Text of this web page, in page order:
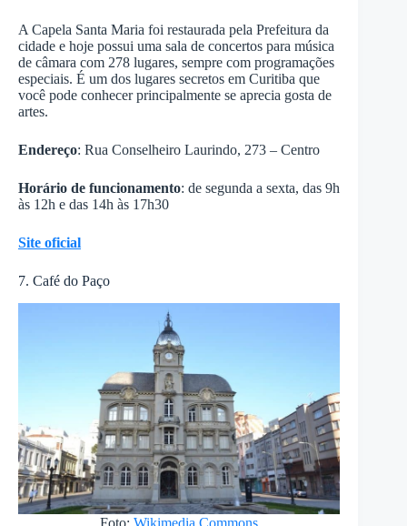
A Capela Santa Maria foi restaurada pela Prefeitura da
cidade e hoje possui uma sala de concertos para música
de câmara com 278 lugares, sempre com programações
especiais. É um dos lugares secretos em Curitiba que
você pode conhecer principalmente se aprecia gosta de
artes.
Endereço: Rua Conselheiro Laurindo, 273 – Centro
Horário de funcionamento: de segunda a sexta, das 9h
às 12h e das 14h às 17h30
Site oficial
7. Café do Paço
Foto:Wikimedia Commons